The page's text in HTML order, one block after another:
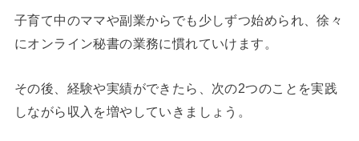
子育て中のママや副業からでも少しずつ始められ、徐々
にオンライン秘書の業務に慣れていけます。
その後、経験や実績ができたら、次の2つのことを実践
しながら収入を増やしていきましょう。